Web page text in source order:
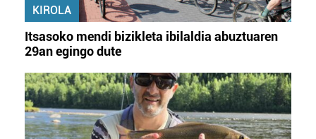
KIROLA
Itsasoko mendi bizikleta ibilaldia abuztuaren
29an egingo dute